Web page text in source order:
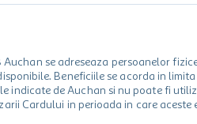
Auchan se adreseaza persoanelor
Beneficiile se acorda in
indicate de Auchan si nu poate fi
Cardului in perioada in care